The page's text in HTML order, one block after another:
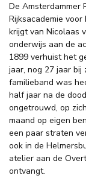
De Amsterdammer
Rijksacademie
krijgt van Nicolaas
onderwijs aan de
1899 verhuist het
jaar, nog 27 jaar bij
familieband was
half jaar na de
ongetrouwd, op
maand op eigen
een paar straten
ook in de
atelier aan de
ontvangt.